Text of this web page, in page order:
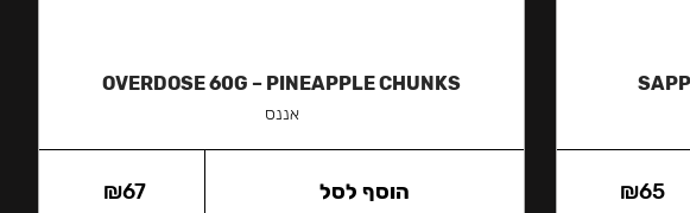
₪65
OVERDOSE 60G – PINEAPPLE CHUNKS
אננס
₪67 הוסף לסל